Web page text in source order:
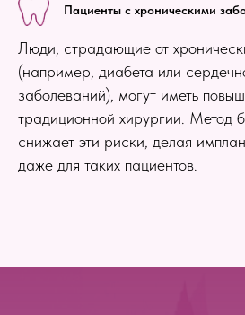
Пациенты с хроническими
Люди, страдающие от
(например, диабета или
заболеваний), могут иметь
традиционной хирургии. Метод
снижает эти риски, делая
даже для таких пациентов.